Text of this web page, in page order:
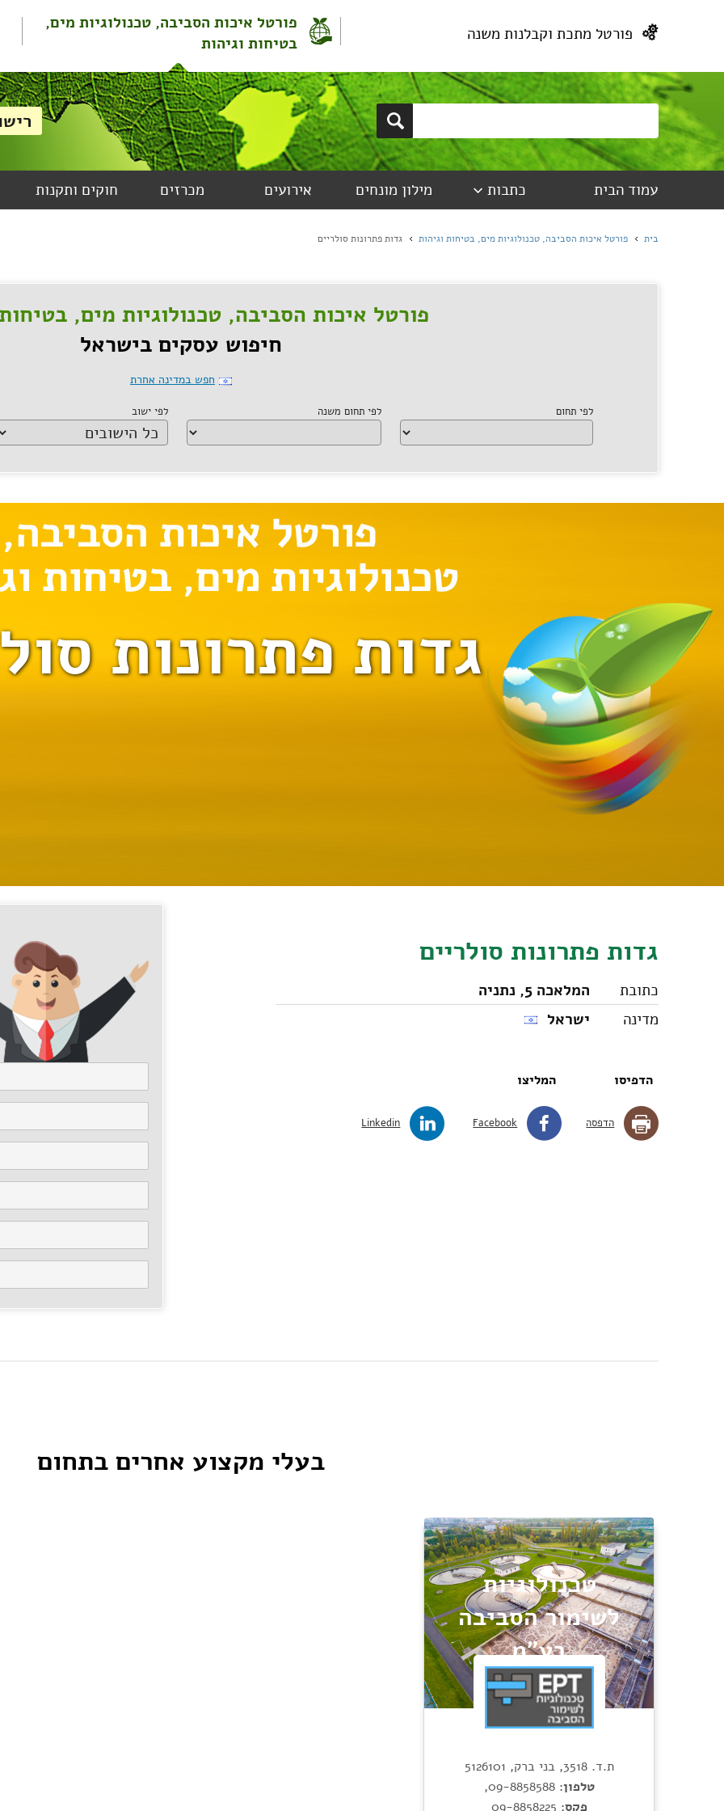
פורטל מתכת וקבלנות משנה
פורטל איכות הסביבה, טכנולוגיות מים,
בטיחות וגיהות
עמוד הבית כתבות מילון מונחים אירועים מכרזים חוקים ותקנות
בית פורטל איכות הסביבה, טכנולוגיות מים, בטיחות וגיהות גדות פתרונות סולריים
פורטל איכות הסביבה, טכנולוגיות מים,
חיפוש עסקים בישראל
חפש במדינה אחרת
לפי תחום לפי תחום משנה לפי ישוב
גדות פתרונות
גדות פתרונות סולריים
כתובת
המלאכה 5, נתניה
מדינה
ישראל
הדפיסו
הדפסה
המליצו
Facebook
Linkedin
בעלי מקצוע אחרים בתחום
טכנולוגיות
לשימור הסביבה
בע"מ
ת.ד. 3518, בני ברק, 5126101
טלפון: 09-8858588
,
פקס: 09-8858225